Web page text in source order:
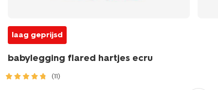
laag geprijsd
babylegging flared hartjes ecru
(11)